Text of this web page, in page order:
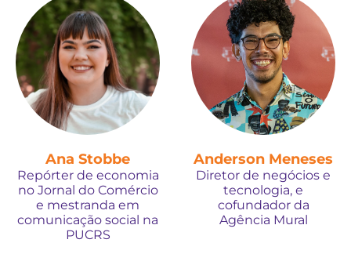
Ana Stobbe
Repórter de economia
no Jornal do Comércio
e mestranda em
comunicação social na
PUCRS
Anderson Meneses
Diretor de negócios e
tecnologia, e
cofundador da
Agência Mural